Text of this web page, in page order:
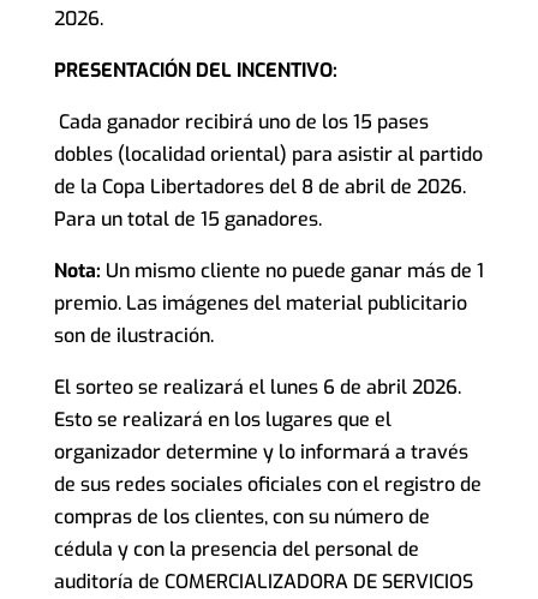
2026.
PRESENTACIÓN DEL INCENTIVO:
Cada ganador recibirá uno de los 15 pases
dobles (localidad oriental) para asistir al partido
de la Copa Libertadores del 8 de abril de 2026.
Para un total de 15 ganadores.
Nota: Un mismo cliente no puede ganar más de 1
premio. Las imágenes del material publicitario
son de ilustración.
El sorteo se realizará el lunes 6 de abril 2026.
Esto se realizará en los lugares que el
organizador determine y lo informará a través
de sus redes sociales oficiales con el registro de
compras de los clientes, con su número de
cédula y con la presencia del personal de
auditoría de COMERCIALIZADORA DE SERVICIOS